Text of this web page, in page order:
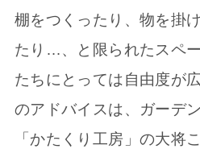
棚をつくったり、物を掛
たり…、と限られたスペ
たちにとっては自由度が
のアドバイスは、ガーデ
「かたくり工房」の大将